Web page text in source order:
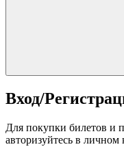
Вход/
Для покупки билетов и
авторизуйтесь в личном